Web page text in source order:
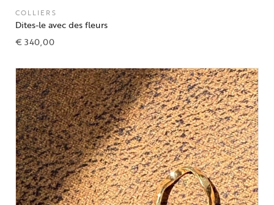
COLLIERS
Dites-le avec des fleurs
€340,00